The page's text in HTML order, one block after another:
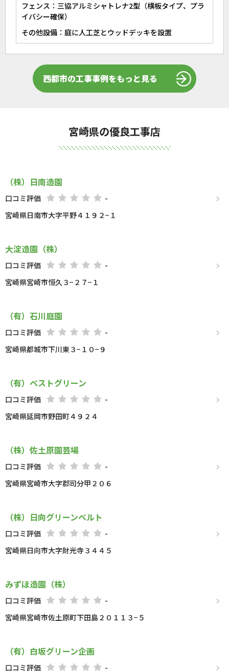
フェンス：三協アルミシャトレナ2型（横板タイプ、プラ
イバシー確保）
その他設備：庭に人工芝とウッドデッキを設置
西都市の工事事例をもっと見る
宮崎県の優良工事店
（株）日南造園
口コミ評価
-
宮崎県日南市大字平野４１９２−１
大淀造園（株）
口コミ評価
-
宮崎県宮崎市恒久３−２７−１
（有）石川庭園
口コミ評価
-
宮崎県都城市下川東３−１０−９
（有）ベストグリーン
口コミ評価
-
宮崎県延岡市野田町４９２４
（株）佐土原園芸場
口コミ評価
-
宮崎県宮崎市大字郡司分甲２０６
（株）日向グリーンベルト
口コミ評価
-
宮崎県日向市大字財光寺３４４５
みずほ造園（株）
口コミ評価
-
宮崎県宮崎市佐土原町下田島２０１１３−５
（有）白坂グリーン企画
口コミ評価 -